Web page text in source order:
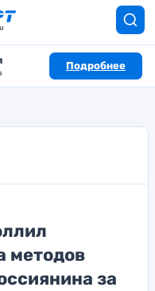
Подробнее
методов
за